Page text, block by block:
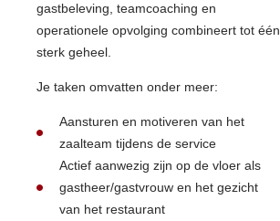
gastbeleving, teamcoaching en
operationele opvolging combineert tot één
sterk geheel.
Je taken omvatten onder meer:
Aansturen en motiveren van het
zaalteam tijdens de service
Actief aanwezig zijn op de vloer als
gastheer/gastvrouw en het gezicht
van het restaurant